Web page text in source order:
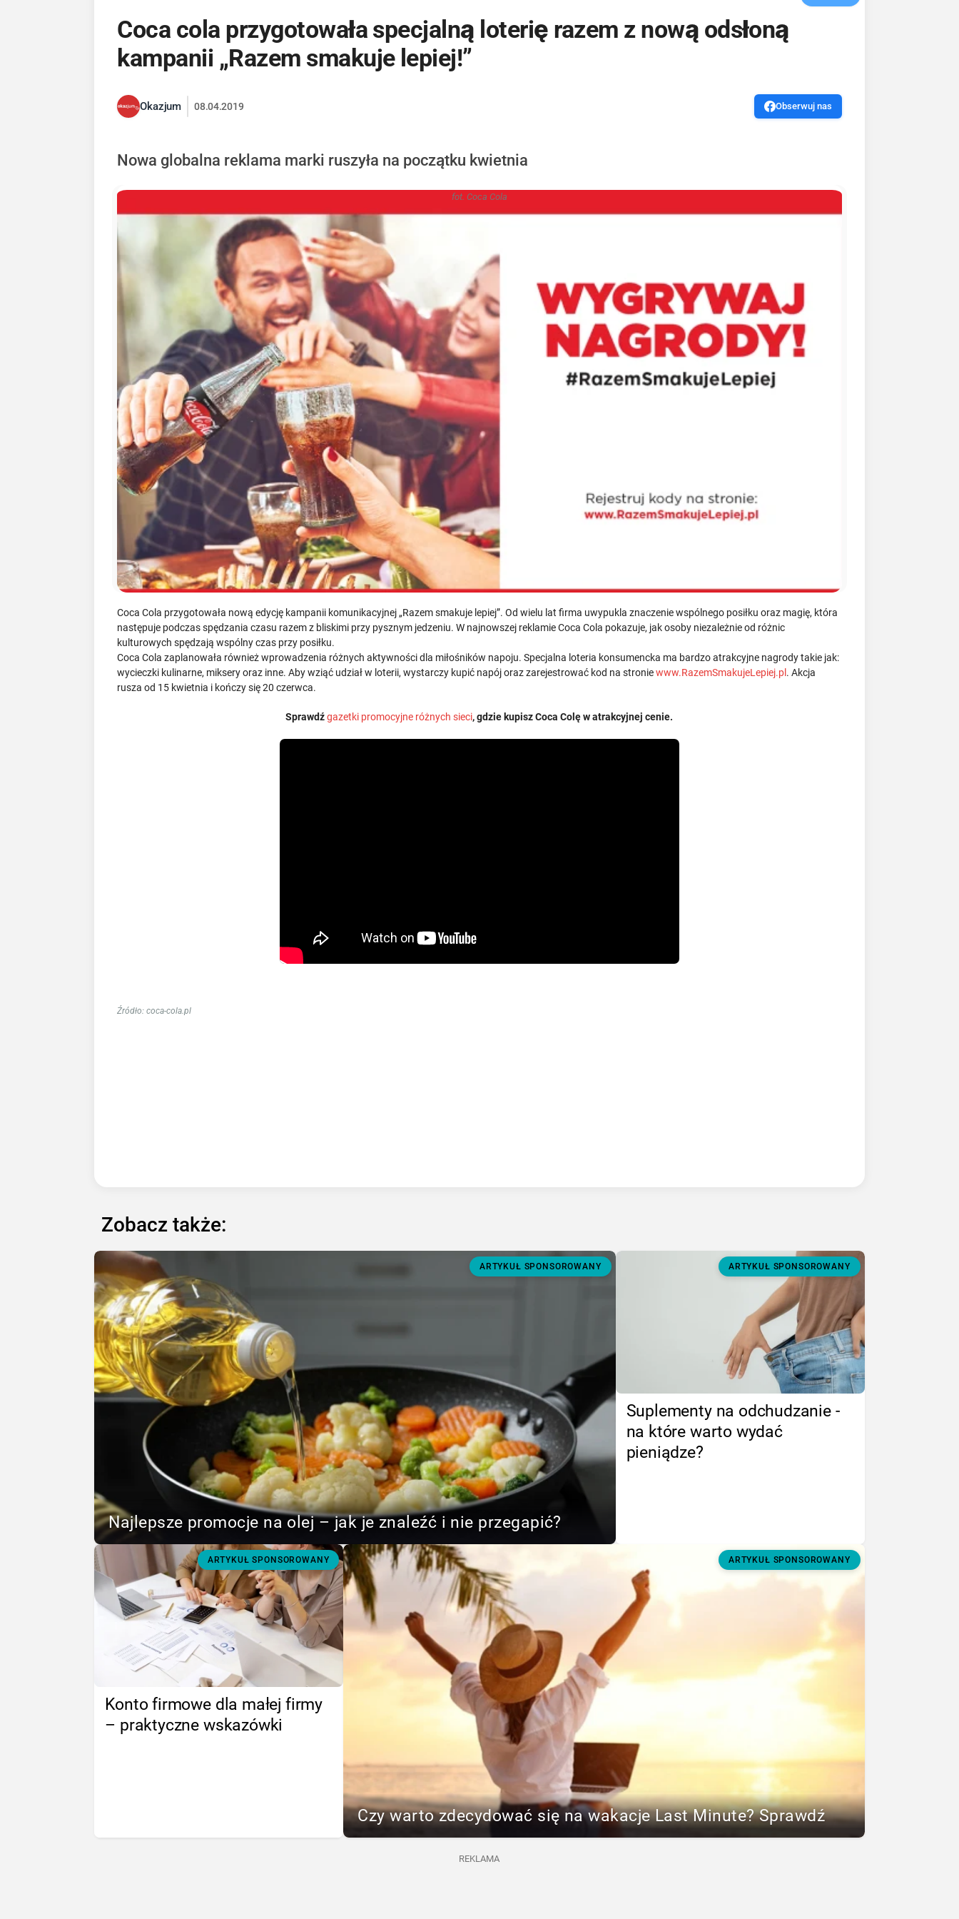
Coca cola przygotowała specjalną loterię razem z nową odsłoną
kampanii „Razem smakuje lepiej!”
Okazjum 08.04.2019 Obserwuj nas
Nowa globalna reklama marki ruszyła na początku kwietnia
fot. Coca Cola
Coca Cola przygotowała nową edycję kampanii komunikacyjnej „Razem smakuje lepiej”. Od wielu lat firma uwypukla znaczenie wspólnego posiłku oraz magię, która
następuje podczas spędzania czasu razem z bliskimi przy pysznym jedzeniu. W najnowszej reklamie Coca Cola pokazuje, jak osoby niezależnie od różnic
kulturowych spędzają wspólny czas przy posiłku.
Coca Cola zaplanowała również wprowadzenia różnych aktywności dla miłośników napoju. Specjalna loteria konsumencka ma bardzo atrakcyjne nagrody takie jak:
wycieczki kulinarne, miksery oraz inne. Aby wziąć udział w loterii, wystarczy kupić napój oraz zarejestrować kod na stroniewww.RazemSmakujeLepiej.pl . Akcja
rusza od 15 kwietnia i kończy się 20 czerwca.
Sprawdźgazetki promocyjne różnych sieci, gdzie kupisz Coca Colę w atrakcyjnej cenie.
Źródło: coca-cola.pl
Zobacz także:
ARTYKUŁ SPONSOROWANY
Najlepsze promocje na olej – jak je znaleźć i nie przegapić?
ARTYKUŁ SPONSOROWANY
Suplementy na odchudzanie -
na które warto wydać
pieniądze?
ARTYKUŁ SPONSOROWANY
Konto firmowe dla małej firmy
– praktyczne wskazówki
ARTYKUŁ SPONSOROWANY
Czy warto zdecydować się na wakacje Last Minute? Sprawdź
REKLAMA